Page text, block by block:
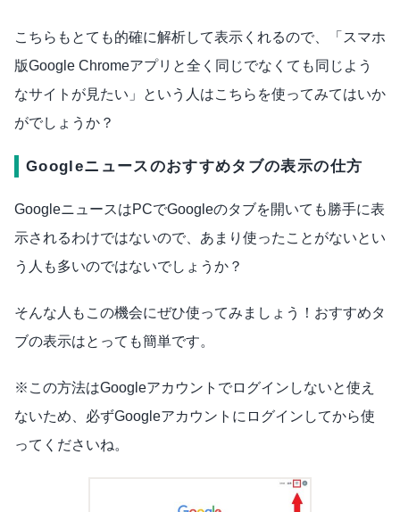
こちらもとても的確に解析して表示くれるので、「スマホ
版Google Chromeアプリと全く同じでなくても同じよう
なサイトが見たい」という人はこちらを使ってみてはいか
がでしょうか？
Googleニュースのおすすめタブの表示の仕方
GoogleニュースはPCでGoogleのタブを開いても勝手に表
示されるわけではないので、あまり使ったことがないとい
う人も多いのではないでしょうか？
そんな人もこの機会にぜひ使ってみましょう！おすすめタ
ブの表示はとっても簡単です。
※この方法はGoogleアカウントでログインしないと使え
ないため、必ずGoogleアカウントにログインしてから使
ってくださいね。